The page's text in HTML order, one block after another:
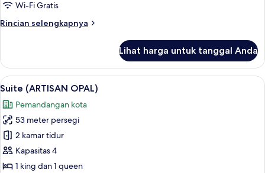
Wi-Fi Gratis
Rincian selengkapnya
Rincian
Kamar
Klasik
(ARTISAN
SAPPHIRE)
Lihat harga untuk tanggal Anda
Lihat
semua
foto
untuk
Suite
(ARTISAN
OPAL)
Suite (ARTISAN OPAL) | Seprai
6
Suite (ARTISAN OPAL)
Pemandangan kota
53 meter persegi
2 kamar tidur
Kapasitas 4
1 king dan 1 queen